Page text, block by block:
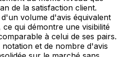
de la satisfaction client.
volume d'avis équivalent
qui démontre une visibilité
à celui de ses pairs.
et de nombre d'avis